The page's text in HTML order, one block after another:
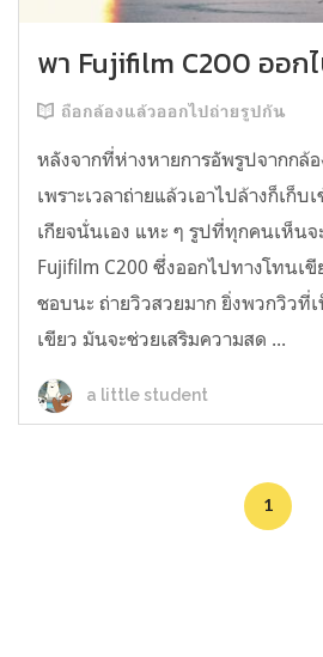
พา Fujifilm C200 ออก
ถือกล้องแล้วออกไปถ่ายรูปกัน
หลังจากที่ห่างหายการอัพรูปจากกล้
เพราะเวลาถ่ายแล้วเอาไปล้างก็เก็
เกียจนั่นเอง แหะ ๆ รูปที่ทุกคนเห็น
Fujifilm C200 ซึ่งออกไปทางโทนเขี
ชอบนะ ถ่ายวิวสวยมาก ยิ่งพวกวิวที่
เขียว มันจะช่วยเสริมความสด ...
a little student
1